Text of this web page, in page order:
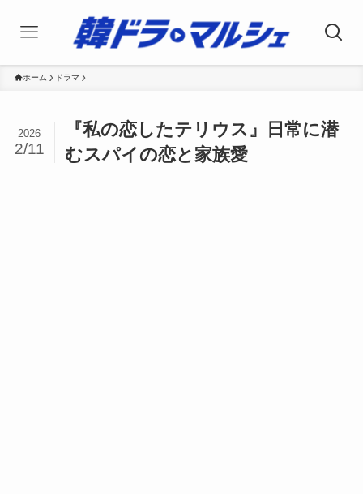
ホーム ドラマ
『私の恋したテリウス』日常に潜
むスパイの恋と家族愛
2026
2/11